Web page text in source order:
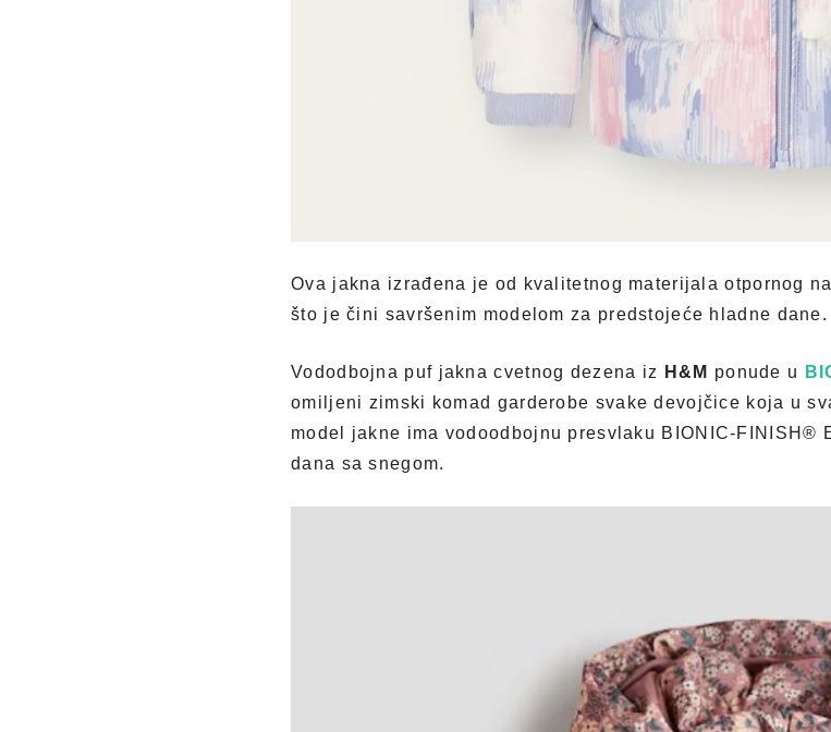
Ova jakna izrađena je od kvalitetnog materijala otpornog
što je čini savršenim modelom za predstojeće hladne dane.
Vododbojna puf jakna cvetnog dezena iz H&M ponude u
omiljeni zimski komad garderobe svake devojčice koja u
model jakne ima vodoodbojnu presvlaku BIONIC-
dana sa snegom.